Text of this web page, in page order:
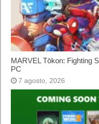
MARVEL Tōkon: Fighting
PC
7 agosto, 2026